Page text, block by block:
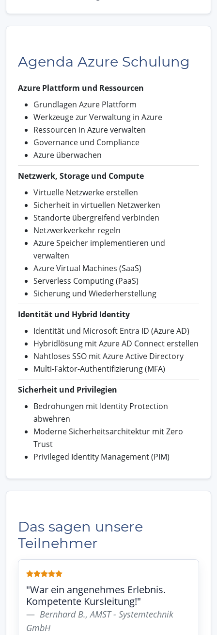
Agenda Azure Schulung
Azure Plattform und Ressourcen
Grundlagen Azure Plattform
Werkzeuge zur Verwaltung in Azure
Ressourcen in Azure verwalten
Governance und Compliance
Azure überwachen
Netzwerk, Storage und Compute
Virtuelle Netzwerke erstellen
Sicherheit in virtuellen Netzwerken
Standorte übergreifend verbinden
Netzwerkverkehr regeln
Azure Speicher implementieren und
verwalten
Azure Virtual Machines (SaaS)
Serverless Computing (PaaS)
Sicherung und Wiederherstellung
Identität und Hybrid Identity
Identität und Microsoft Entra ID (Azure AD)
Hybridlösung mit Azure AD Connect erstellen
Nahtloses SSO mit Azure Active Directory
Multi-Faktor-Authentifizierung (MFA)
Sicherheit und Privilegien
Bedrohungen mit Identity Protection
abwehren
Moderne Sicherheitsarchitektur mit Zero
Trust
Privileged Identity Management (PIM)
Das sagen unsere
Teilnehmer
"War ein angenehmes Erlebnis.
Kompetente Kursleitung!"
Bernhard B., AMST - Systemtechnik
GmbH